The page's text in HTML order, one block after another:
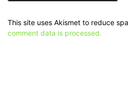
This site uses Akismet to reduce
comment data is processed.